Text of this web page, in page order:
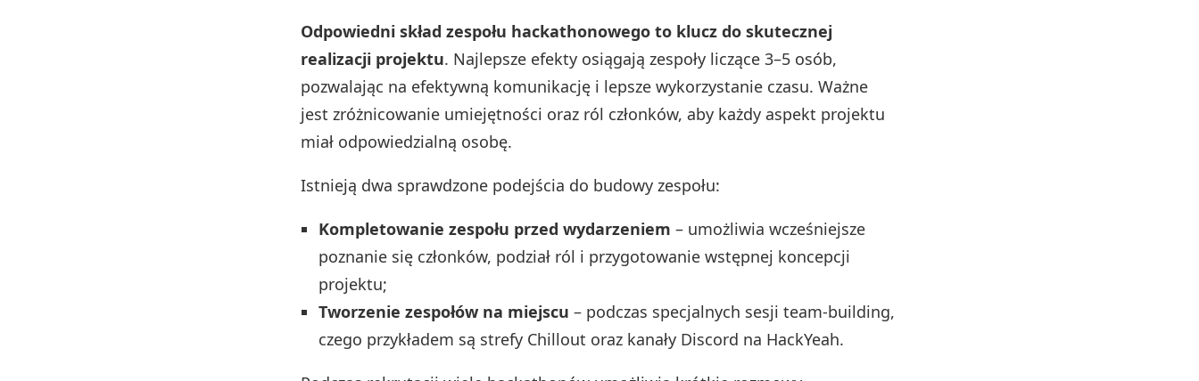
Odpowiedni skład zespołu hackathonowego to klucz do skutecznej
realizacji projektu. Najlepsze efekty osiągają zespoły liczące 3–5 osób,
pozwalając na efektywną komunikację i lepsze wykorzystanie czasu. Ważne
jest zróżnicowanie umiejętności oraz ról członków, aby każdy aspekt projektu
miał odpowiedzialną osobę.
Istnieją dwa sprawdzone podejścia do budowy zespołu:
Kompletowanie zespołu przed wydarzeniem – umożliwia wcześniejsze
poznanie się członków, podział ról i przygotowanie wstępnej koncepcji
projektu;
Tworzenie zespołów na miejscu – podczas specjalnych sesji team-building,
czego przykładem są strefy Chillout oraz kanały Discord na HackYeah.